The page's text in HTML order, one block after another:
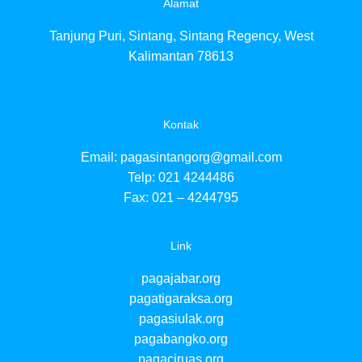
Alamat
Tanjung Puri, Sintang, Sintang Regency, West
Kalimantan 78613
Kontak
Email: pagasintangorg@gmail.com
Telp: 021 4244486
Fax: 021 – 4244795
Link
pagajabar.org
pagatigaraksa.org
pagasiulak.org
pagabangko.org
pagaciruas.org